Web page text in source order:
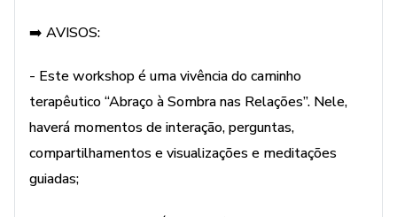
passado sofrido pro meu parceiro pagar”.
No workshop, vamos focar em localizar a dor da criança
ferida, mostrar como atua nessa relação.
➡️ AVISOS:
- Este workshop é uma vivência do caminho
terapêutico “Abraço à Sombra nas Relações”. Nele,
haverá momentos de interação, perguntas,
compartilhamentos e visualizações e meditações
guiadas;